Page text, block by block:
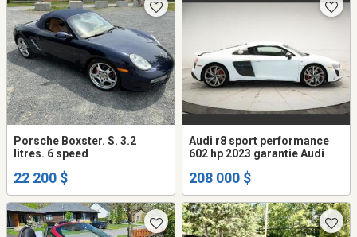
Porsche Boxster. S. 3.2
litres. 6 speed
22 200 $
Audi r8 sport performance
602 hp 2023 garantie Audi
208 000 $